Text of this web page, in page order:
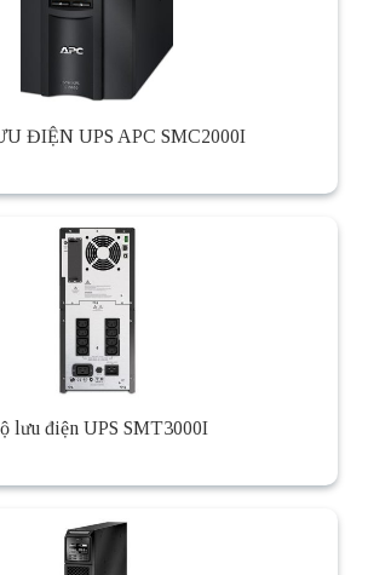
ĐIỆN UPS APC SMC2000I
lưu điện UPS SMT3000I